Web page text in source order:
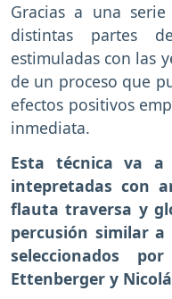
Gracias a una
distintas partes
estimuladas con las
de un proceso que
efectos positivos
inmediata.
Esta técnica va a
intepretadas con
flauta traversa y
percusión similar
seleccionados
Ettenberger y